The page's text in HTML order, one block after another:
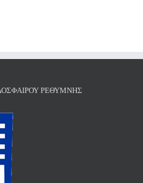
ΡΕΘΎΜΝΗΣ